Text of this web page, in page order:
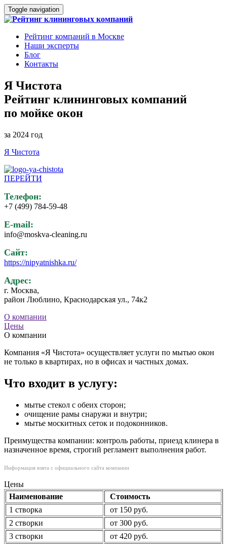
Toggle navigation
Рейтинг компаний в Москве
Наши эксперты
Блог
Контакты
Я Чистота
Рейтинг клининговых компаний
по мойке окон
за 2024 год
Я Чистота
ПЕРЕЙТИ
Телефон:
+7 (499) 784-59-48
E-mail:
info@moskva-cleaning.ru
Сайт:
https://nipyatnishka.ru/
Адрес:
г. Москва,
район Люблино, Краснодарская ул., 74к2
О компании
Цены
О компании
Компания «Я Чистота» осуществляет услуги по мытью окон
не только в квартирах, но в офисах и частных домах.
Что входит в услугу:
мытье стекол с обеих сторон;
очищение рамы снаружи и внутри;
мытье москитных сеток и подоконников.
Преимущества компании: контроль работы, приезд клинера в
назначенное время, строгий регламент выполнения работ.
Информация взята с официального сайта компании
Цены
Наименование
Стоимость
1 створка
от 150 руб.
2 створки
от 300 руб.
3 створки
от 420 руб.